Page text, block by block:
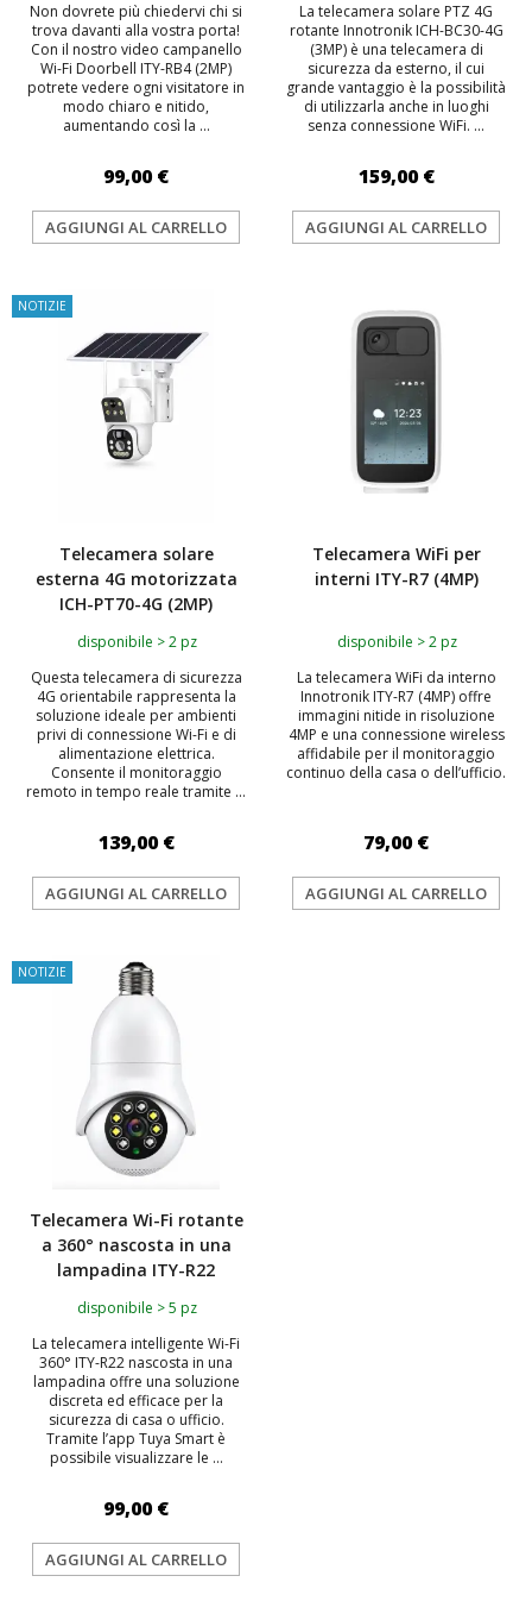
Non dovrete più chiedervi chi si
trova davanti alla vostra porta!
Con il nostro video campanello
Wi-Fi Doorbell ITY-RB4 (2MP)
potrete vedere ogni visitatore in
modo chiaro e nitido,
aumentando così la ...
99,00 €
AGGIUNGI AL CARRELLO
La telecamera solare PTZ 4G
rotante Innotronik ICH-BC30-4G
(3MP) è una telecamera di
sicurezza da esterno, il cui
grande vantaggio è la possibilità
di utilizzarla anche in luoghi
senza connessione WiFi. ...
159,00 €
AGGIUNGI AL CARRELLO
NOTIZIE
Telecamera solare
esterna 4G motorizzata
ICH-PT70-4G (2MP)
disponibile > 2 pz
Questa telecamera di sicurezza
4G orientabile rappresenta la
soluzione ideale per ambienti
privi di connessione Wi-Fi e di
alimentazione elettrica.
Consente il monitoraggio
remoto in tempo reale tramite ...
139,00 €
AGGIUNGI AL CARRELLO
Telecamera WiFi per
interni ITY-R7 (4MP)
disponibile > 2 pz
La telecamera WiFi da interno
Innotronik ITY-R7 (4MP) offre
immagini nitide in risoluzione
4MP e una connessione wireless
affidabile per il monitoraggio
continuo della casa o dell’ufficio.
79,00 €
AGGIUNGI AL CARRELLO
NOTIZIE
Telecamera Wi-Fi rotante
a 360° nascosta in una
lampadina ITY-R22
disponibile > 5 pz
La telecamera intelligente Wi-Fi
360° ITY-R22 nascosta in una
lampadina offre una soluzione
discreta ed efficace per la
sicurezza di casa o ufficio.
Tramite l’app Tuya Smart è
possibile visualizzare le ...
99,00 €
AGGIUNGI AL CARRELLO